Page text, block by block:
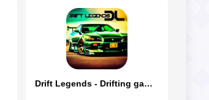
Drift Legends - Drifting games